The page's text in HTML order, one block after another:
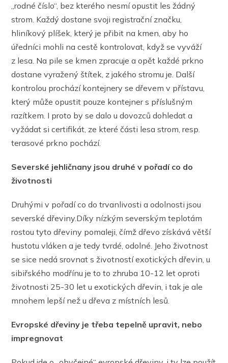
„rodné číslo“, bez kterého nesmí opustit les žádný
strom. Každý dostane svoji registrační značku,
hliníkový plíšek, který je přibit na kmen, aby ho
úředníci mohli na cestě kontrolovat, když se vyváží
z lesa. Na pile se kmen zpracuje a opět každé prkno
dostane vyražený štítek, z jakého stromu je. Další
kontrolou prochází kontejnery se dřevem v přístavu,
který může opustit pouze kontejner s příslušným
razítkem. I proto by se dalo u dovozců dohledat a
vyžádat si certifikát, ze které části lesa strom, resp.
terasové prkno pochází.
Severské jehličnany jsou druhé v pořadí co do
životnosti
Druhými v pořadí co do trvanlivosti a odolnosti jsou
severské dřeviny.Díky nízkým severským teplotám
rostou tyto dřeviny pomaleji, čímž dřevo získává větší
hustotu vláken a je tedy tvrdé, odolné. Jeho životnost
se sice nedá srovnat s životností exotických dřevin, u
sibiřského modřínu je to to zhruba 10-12 let oproti
životnosti 25-30 let u exotických dřevin, i tak je ale
mnohem lepší než u dřeva z místních lesů.
Evropské dřeviny je třeba tepelně upravit, nebo
impregnovat